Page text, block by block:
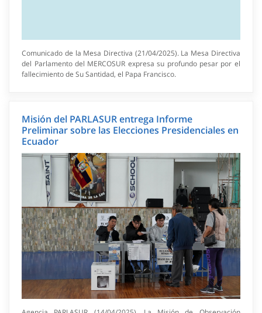
Comunicado de la Mesa Directiva (21/04/2025). La Mesa Directiva
del Parlamento del MERCOSUR expresa su profundo pesar por el
fallecimiento de Su Santidad, el Papa Francisco.
Misión del PARLASUR entrega Informe
Preliminar sobre las Elecciones Presidenciales en
Ecuador